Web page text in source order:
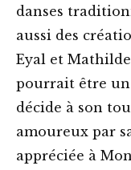
danses
aussi des
Eyal et
pourrait être
décide à son
amoureux par
appréciée à